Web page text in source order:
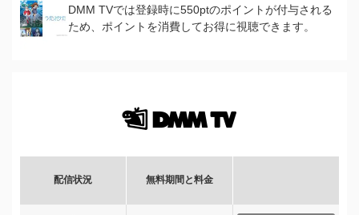
DMM TVでは登録時に550ptのポイントが付与される
ため、ポイントを消費してお得に視聴できます。
配信状況 無料期間と料金